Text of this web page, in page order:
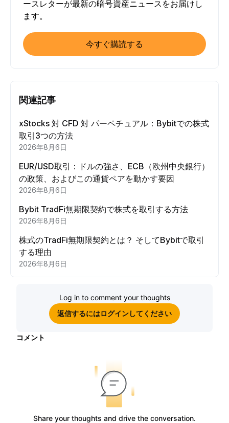
ースレターが最新の暗号資産ニュースをお届けし
ます。
今すぐ購読する
関連記事
xStocks 対 CFD 対 パーペチュアル：Bybitでの株式
取引3つの方法
2026年8月6日
EUR/USD取引：ドルの強さ、ECB（欧州中央銀行）
の政策、およびこの通貨ペアを動かす要因
2026年8月6日
Bybit TradFi無期限契約で株式を取引する方法
2026年8月6日
株式のTradFi無期限契約とは？ そしてBybitで取引
する理由
2026年8月6日
Log in to comment your thoughts
返信するにはログインしてください
コメント
Share your thoughts and drive the conversation.